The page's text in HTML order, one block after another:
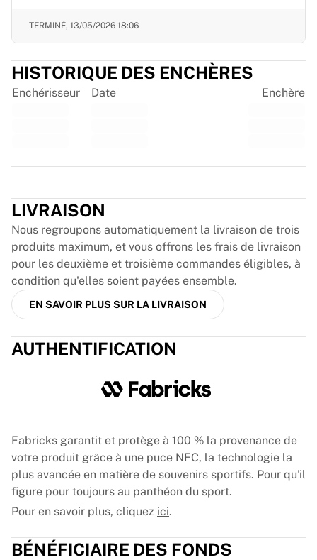
West Indies
Cricket Ireland
Voir tout le cricket
Hockey sur glace
Aalborg Pirates
Autre
Team Liquid
Fonctionnement
Encardez votre maillot
Authentification du maillot
Ma collection
TERMINÉ, 13/05/2026 18:06
HISTORIQUE DES ENCHÈRES
Enchérisseur Date Enchère
LIVRAISON
Nous regroupons automatiquement la livraison de trois
produits maximum, et vous offrons les frais de livraison
pour les deuxième et troisième commandes éligibles, à
condition qu'elles soient payées ensemble.
EN SAVOIR PLUS SUR LA LIVRAISON
AUTHENTIFICATION
Fabricks garantit et protège à 100 % la provenance de
votre produit grâce à une puce NFC, la technologie la
plus avancée en matière de souvenirs sportifs. Pour qu'il
figure pour toujours au panthéon du sport.
Pour en savoir plus, cliquez ici.
BÉNÉFICIAIRE DES FONDS